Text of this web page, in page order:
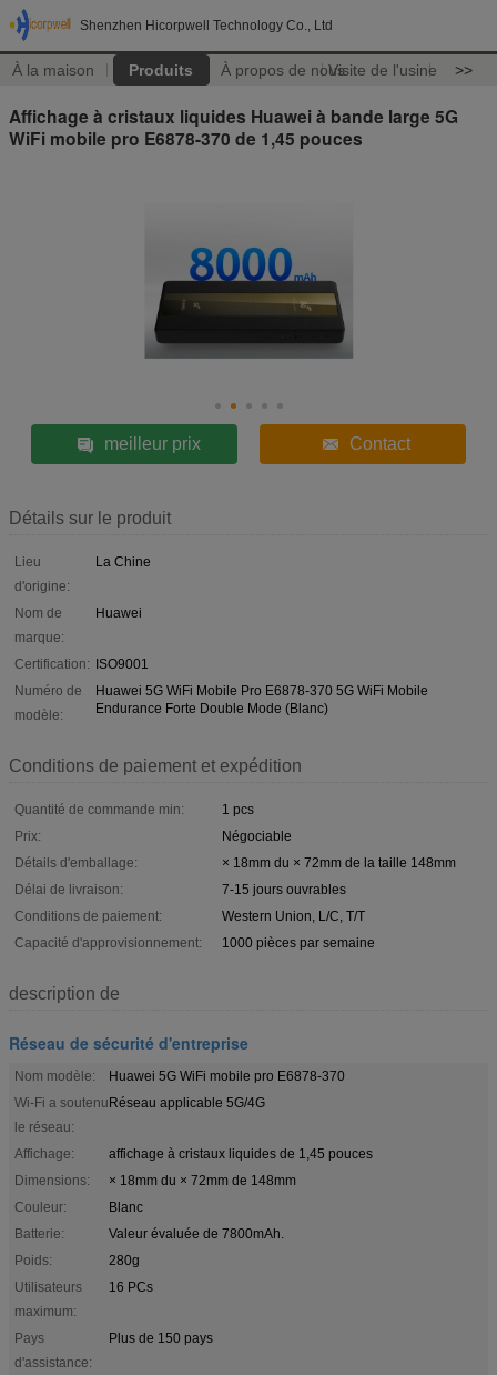
Shenzhen Hicorpwell Technology Co., Ltd
À la maison Produits À propos de nousVisite de l'usine >>
Affichage à cristaux liquides Huawei à bande large 5G
WiFi mobile pro E6878-370 de 1,45 pouces
meilleur prix Contact
Détails sur le produit
Lieu
d'origine:
La Chine
Nom de
marque:
Huawei
Certification: ISO9001
Numéro de
modèle:
Huawei 5G WiFi Mobile Pro E6878-370 5G WiFi Mobile
Endurance Forte Double Mode (Blanc)
Conditions de paiement et expédition
Quantité de commande min:
1 pcs
Prix:
Négociable
Détails d'emballage:
× 18mm du × 72mm de la taille 148mm
Délai de livraison:
7-15 jours ouvrables
Conditions de paiement:
Western Union, L/C, T/T
Capacité d'approvisionnement:
1000 pièces par semaine
description de
Réseau de sécurité d'entreprise
Nom modèle:
Huawei 5G WiFi mobile pro E6878-370
Wi-Fi a soutenu
le réseau:
Réseau applicable 5G/4G
Affichage:
affichage à cristaux liquides de 1,45 pouces
Dimensions:
× 18mm du × 72mm de 148mm
Couleur:
Blanc
Batterie:
Valeur évaluée de 7800mAh.
Poids:
280g
Utilisateurs
maximum:
16 PCs
Pays
d'assistance:
Plus de 150 pays